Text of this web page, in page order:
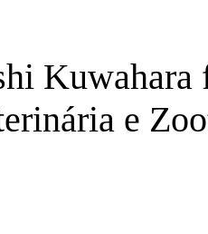
Kuwahara
e